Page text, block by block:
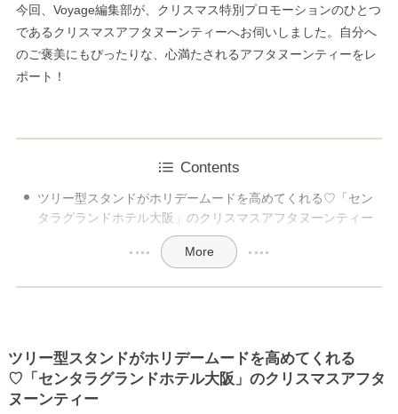
今回、Voyage編集部が、クリスマス特別プロモーションのひとつ
であるクリスマスアフタヌーンティーへお伺いしました。自分へ
のご褒美にもぴったりな、心満たされるアフタヌーンティーをレ
ポート！
Contents
ツリー型スタンドがホリデームードを高めてくれる♡「セン
タラグランドホテル大阪」のクリスマスアフタヌーンティー
More
ツリー型スタンドがホリデームードを高めてくれる
♡「センタラグランドホテル大阪」のクリスマスアフタ
ヌーンティー